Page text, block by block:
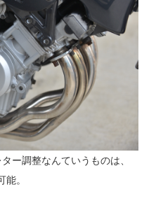
ー調整なんていうものは、
。